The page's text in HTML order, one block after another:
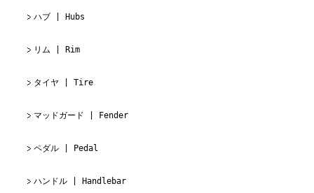
ハブ | Hubs
リム | Rim
タイヤ | Tire
マッドガード | Fender
ペダル | Pedal
ハンドル | Handlebar